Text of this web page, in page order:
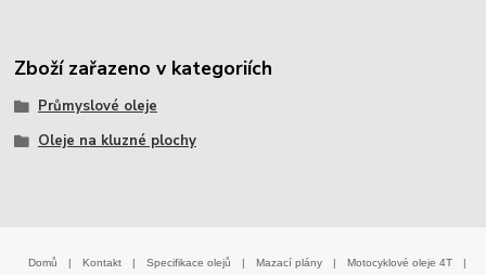
Zboží zařazeno v kategoriích
Průmyslové oleje
Oleje na kluzné plochy
Domů | Kontakt | Specifikace olejů | Mazací plány | Motocyklové oleje 4T
|